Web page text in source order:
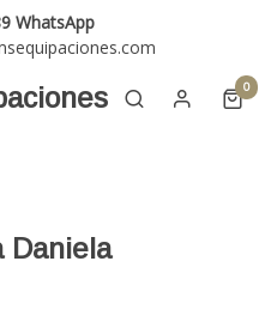
WhatsApp
0
Daniela